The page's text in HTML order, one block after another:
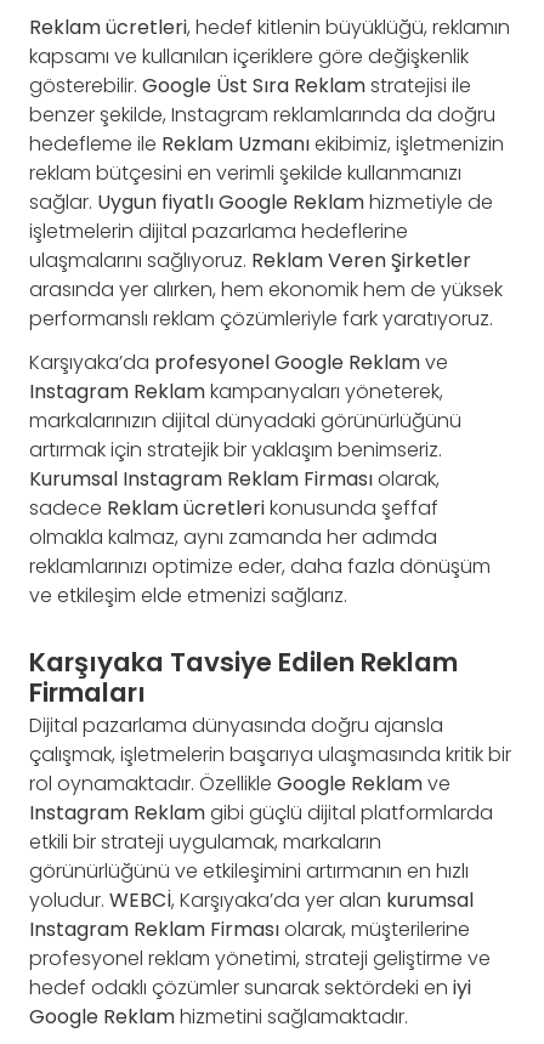
Reklam ücretleri, hedef kitlenin büyüklüğü, reklamın
kapsamı ve kullanılan içeriklere göre değişkenlik
gösterebilir. Google Üst Sıra Reklamstratejisi ile
benzer şekilde, Instagram reklamlarında da doğru
hedefleme ile Reklam Uzmanıekibimiz, işletmenizin
reklam bütçesini en verimli şekilde kullanmanızı
sağlar. Uygun fiyatlı Google Reklamhizmetiyle de
işletmelerin dijital pazarlama hedeflerine
ulaşmalarını sağlıyoruz. Reklam Veren Şirketler
arasında yer alırken, hem ekonomik hem de yüksek
performanslı reklam çözümleriyle fark yaratıyoruz.
Karşıyaka’da profesyonel Google Reklamve
Instagram Reklamkampanyaları yöneterek,
markalarınızın dijital dünyadaki görünürlüğünü
artırmak için stratejik bir yaklaşım benimseriz.
Kurumsal Instagram Reklam Firmasıolarak,
sadece Reklam ücretlerikonusunda şeffaf
olmakla kalmaz, aynı zamanda her adımda
reklamlarınızı optimize eder, daha fazla dönüşüm
ve etkileşim elde etmenizi sağlarız.
Karşıyaka Tavsiye Edilen Reklam
Firmaları
Dijital pazarlama dünyasında doğru ajansla
çalışmak, işletmelerin başarıya ulaşmasında kritik bir
rol oynamaktadır. Özellikle Google Reklamve
Instagram Reklamgibi güçlü dijital platformlarda
etkili bir strateji uygulamak, markaların
görünürlüğünü ve etkileşimini artırmanın en hızlı
yoludur. WEBCİ, Karşıyaka’da yer alan kurumsal
Instagram Reklam Firmasıolarak, müşterilerine
profesyonel reklam yönetimi, strateji geliştirme ve
hedef odaklı çözümler sunarak sektördeki en iyi
Google Reklamhizmetini sağlamaktadır.